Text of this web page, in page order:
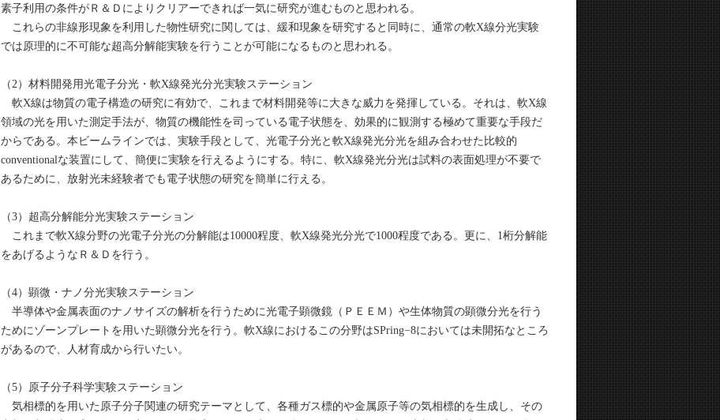
素子利用の条件がＲ＆Ｄによりクリアーできれば一気に研究が進むものと思われる。
これらの非線形現象を利用した物性研究に関しては、緩和現象を研究すると同時に、通常の軟X線分光実験
では原理的に不可能な超高分解能実験を行うことが可能になるものと思われる。
（2）材料開発用光電子分光・軟X線発光分光実験ステーション
軟X線は物質の電子構造の研究に有効で、これまで材料開発等に大きな威力を発揮している。それは、軟X線
領域の光を用いた測定手法が、物質の機能性を司っている電子状態を、効果的に観測する極めて重要な手段だ
からである。本ビームラインでは、実験手段として、光電子分光と軟X線発光分光を組み合わせた比較的
conventionalな装置にして、簡便に実験を行えるようにする。特に、軟X線発光分光は試料の表面処理が不要で
あるために、放射光未経験者でも電子状態の研究を簡単に行える。
（3）超高分解能分光実験ステーション
これまで軟X線分野の光電子分光の分解能は10000程度、軟X線発光分光で1000程度である。更に、1桁分解能
をあげるようなＲ＆Ｄを行う。
（4）顕微・ナノ分光実験ステーション
半導体や金属表面のナノサイズの解析を行うために光電子顕微鏡（ＰＥＥＭ）や生体物質の顕微分光を行う
ためにゾーンプレートを用いた顕微分光を行う。軟X線におけるこの分野はSPring−8においては未開拓なところ
があるので、人材育成から行いたい。
（5）原子分子科学実験ステーション
気相標的を用いた原子分子関連の研究テーマとして、各種ガス標的や金属原子等の気相標的を生成し、その